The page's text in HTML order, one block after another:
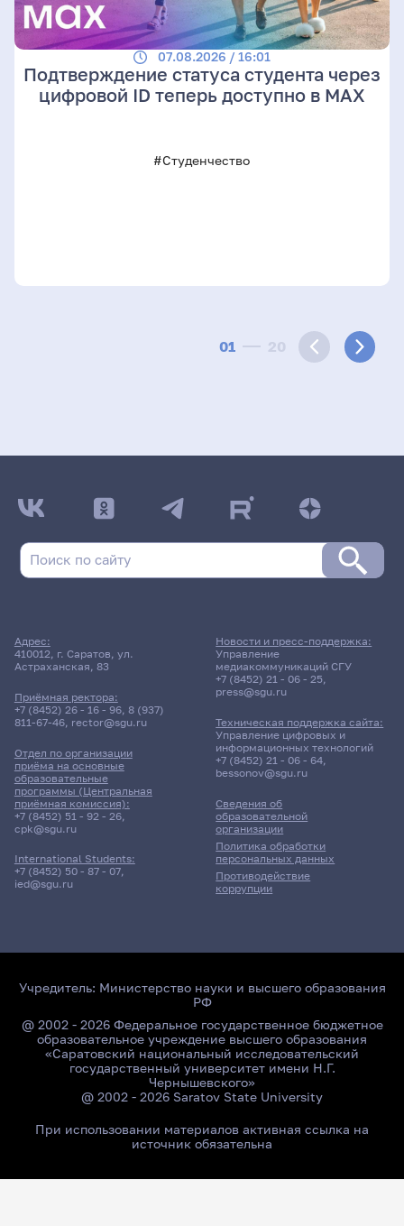
01 20
07.08.2026 / 16:01
Подтверждение статуса студента через
цифровой ID теперь доступно в МАХ
#Студенчество
Адрес:
410012, г. Саратов, ул.
Астраханская, 83
Приёмная ректора:
+7 (8452) 26 - 16 - 96, 8 (937)
811-67-46, rector@sgu.ru
Отдел по организации
приёма на основные
образовательные
программы (Центральная
приёмная комиссия):
+7 (8452) 51 - 92 - 26,
cpk@sgu.ru
International Students:
+7 (8452) 50 - 87 - 07,
ied@sgu.ru
Сведения об
образовательной
организации
Политика обработки
персональных данных
Противодействие
коррупции
Новости и пресс-поддержка:
Управление
медиакоммуникаций СГУ
+7 (8452) 21 - 06 - 25,
press@sgu.ru
Техническая поддержка сайта:
Управление цифровых и
информационных технологий
+7 (8452) 21 - 06 - 64,
bessonov@sgu.ru
Учредитель: Министерство науки и высшего образования
РФ
@ 2002 - 2026 Федеральное государственное бюджетное
образовательное учреждение высшего образования
«Саратовский национальный исследовательский
государственный университет имени Н.Г.
Чернышевского»
@ 2002 - 2026 Saratov State University
При использовании материалов активная ссылка на
источник обязательна